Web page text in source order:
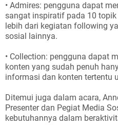
• Admires: pengguna dapat
sangat inspiratif pada 10
lebih dari kegiatan following
sosial lainnya.
• Collection: pengguna dapat
konten yang sudah penuh
informasi dan konten tertentu
Ditemui juga dalam acara,
Presenter dan Pegiat Media
kebutuhannya dalam